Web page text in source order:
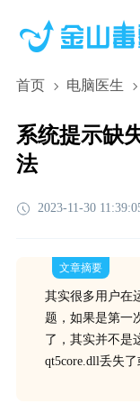
首页 电脑医生
系统提示缺
法
2023-11-30
文章摘要
其实很多用户在
题，如果是第一
了，其实并不是
qt5core.dll丢失